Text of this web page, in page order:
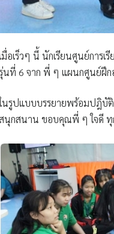
มื่อเร็วๆ นี้ นักเรียนศูนย์การ
นที่ 6 จาก พี่ ๆ แผนกศูนย์ฝึก
นรูปแบบบรรยายพร้อมปฎิบัติ
นุกสนาน ขอบคุณพี่ ๆ ใจดี